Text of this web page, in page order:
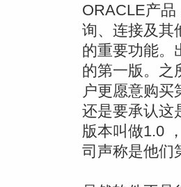
ORACLE产
询、连接及其
的重要功能。
的第一版。之
户更愿意购
还是要承认这
版本叫做1.0
司声称是他们